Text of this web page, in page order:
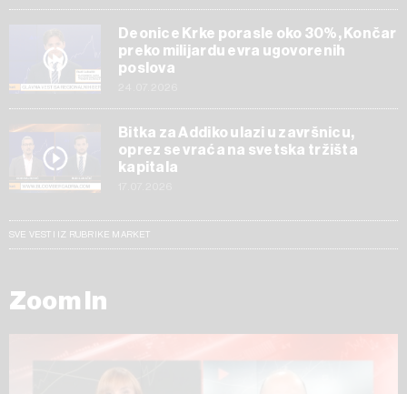
Deonice Krke porasle oko 30%, Končar
preko milijardu evra ugovorenih
poslova
Bitka za Addiko ulazi u završnicu,
oprez se vraća na svetska tržišta
kapitala
SVE VESTI IZ RUBRIKE MARKET
Zoom In